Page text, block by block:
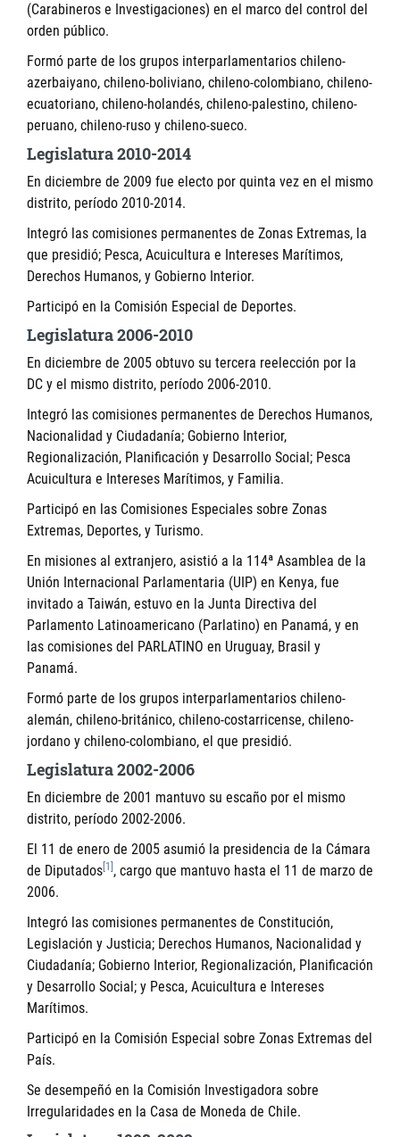
(Carabineros e Investigaciones) en el marco del control del
orden público.
Formó parte de los grupos interparlamentarios chileno-
azerbaiyano, chileno-boliviano, chileno-colombiano, chileno-
ecuatoriano, chileno-holandés, chileno-palestino, chileno-
peruano, chileno-ruso y chileno-sueco.
Legislatura 2010-2014
En diciembre de 2009 fue electo por quinta vez en el mismo
distrito, período 2010-2014.
Integró las comisiones permanentes de Zonas Extremas, la
que presidió; Pesca, Acuicultura e Intereses Marítimos,
Derechos Humanos, y Gobierno Interior.
Participó en la Comisión Especial de Deportes.
Legislatura 2006-2010
En diciembre de 2005 obtuvo su tercera reelección por la
DC y el mismo distrito, período 2006-2010.
Integró las comisiones permanentes de Derechos Humanos,
Nacionalidad y Ciudadanía; Gobierno Interior,
Regionalización, Planificación y Desarrollo Social; Pesca
Acuicultura e Intereses Marítimos, y Familia.
Participó en las Comisiones Especiales sobre Zonas
Extremas, Deportes, y Turismo.
En misiones al extranjero, asistió a la 114ª Asamblea de la
Unión Internacional Parlamentaria (UIP) en Kenya, fue
invitado a Taiwán, estuvo en la Junta Directiva del
Parlamento Latinoamericano (Parlatino) en Panamá, y en
las comisiones del PARLATINO en Uruguay, Brasil y
Panamá.
Formó parte de los grupos interparlamentarios chileno-
alemán, chileno-británico, chileno-costarricense, chileno-
jordano y chileno-colombiano, el que presidió.
Legislatura 2002-2006
En diciembre de 2001 mantuvo su escaño por el mismo
distrito, período 2002-2006.
El 11 de enero de 2005 asumió la presidencia de la Cámara
de Diputados [1] , cargo que mantuvo hasta el 11 de marzo de
2006.
Integró las comisiones permanentes de Constitución,
Legislación y Justicia; Derechos Humanos, Nacionalidad y
Ciudadanía; Gobierno Interior, Regionalización, Planificación
y Desarrollo Social; y Pesca, Acuicultura e Intereses
Marítimos.
Participó en la Comisión Especial sobre Zonas Extremas del
País.
Se desempeñó en la Comisión Investigadora sobre
Irregularidades en la Casa de Moneda de Chile.